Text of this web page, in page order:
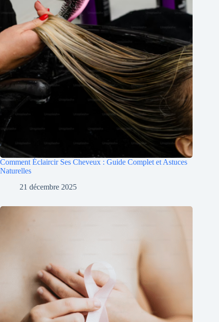
Comment Éclaircir Ses Cheveux : Guide Complet et Astuces
Naturelles
21 décembre 2025